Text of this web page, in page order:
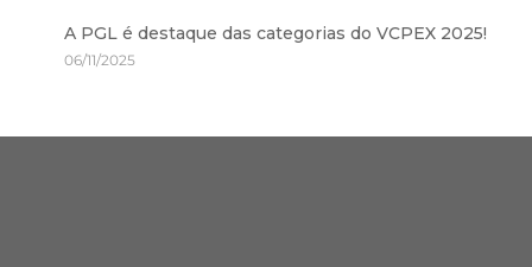
A PGL é destaque das categorias do VCPEX 2025!
06/11/2025